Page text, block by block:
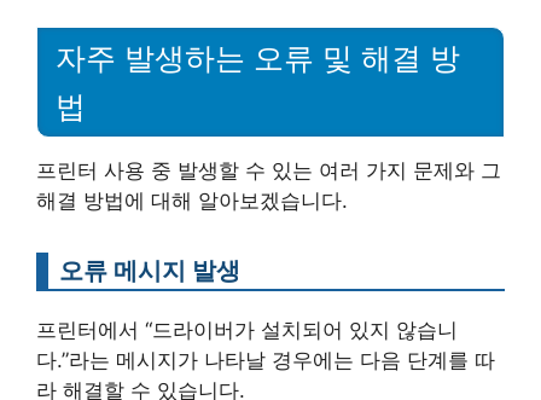
자주 발생하는 오류 및 해결 방
법
프린터 사용 중 발생할 수 있는 여러 가지 문제와 그
해결 방법에 대해 알아보겠습니다.
오류 메시지 발생
프린터에서 “드라이버가 설치되어 있지 않습니
다.”라는 메시지가 나타날 경우에는 다음 단계를 따
라 해결할 수 있습니다.